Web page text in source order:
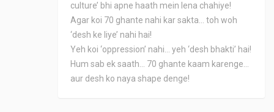
culture’ bhi apne haath mein lena chahiye!
Agar koi 70 ghante nahi kar sakta... toh woh
‘desh ke liye’ nahi hai!
Yeh koi ‘oppression’ nahi... yeh ‘desh bhakti’ hai!
Hum sab ek saath... 70 ghante kaam karenge...
aur desh ko naya shape denge!